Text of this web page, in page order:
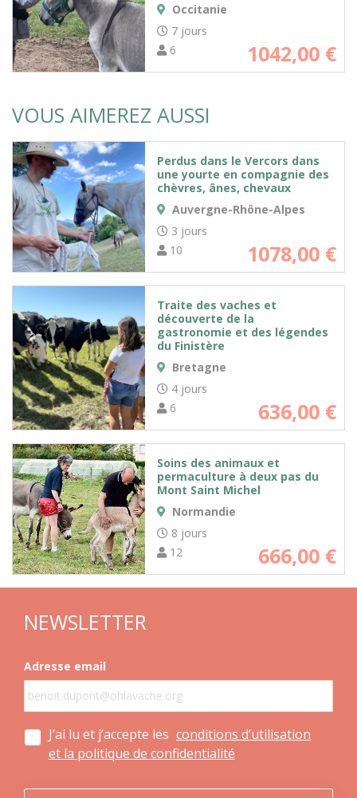
Occitanie
7 jours
6
1042,00 €
VOUS AIMEREZ AUSSI
Perdus dans le Vercors dans
une yourte en compagnie des
chèvres, ânes, chevaux
Auvergne-Rhône-Alpes
3 jours
10
1078,00 €
Traite des vaches et
découverte de la
gastronomie et des légendes
du Finistère
Bretagne
4 jours
6
636,00 €
Soins des animaux et
permaculture à deux pas du
Mont Saint Michel
Normandie
8 jours
12
666,00 €
NEWSLETTER
Adresse email
J’ai lu et j’accepte les conditions d’utilisation
et la politique de confidentialité